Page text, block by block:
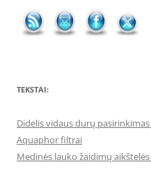
TEKSTAI:
Didelis vidaus durų
Aquaphor filtrai
Medinės lauko žaidimų